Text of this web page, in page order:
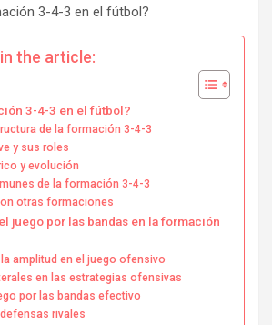
the article:
3-4-3 en el fútbol?
de la formación 3-4-3
y sus roles
y evolución
de la formación 3-4-3
otras formaciones
juego por las bandas en la formación
amplitud en el juego ofensivo
en las estrategias ofensivas
por las bandas efectivo
rivales